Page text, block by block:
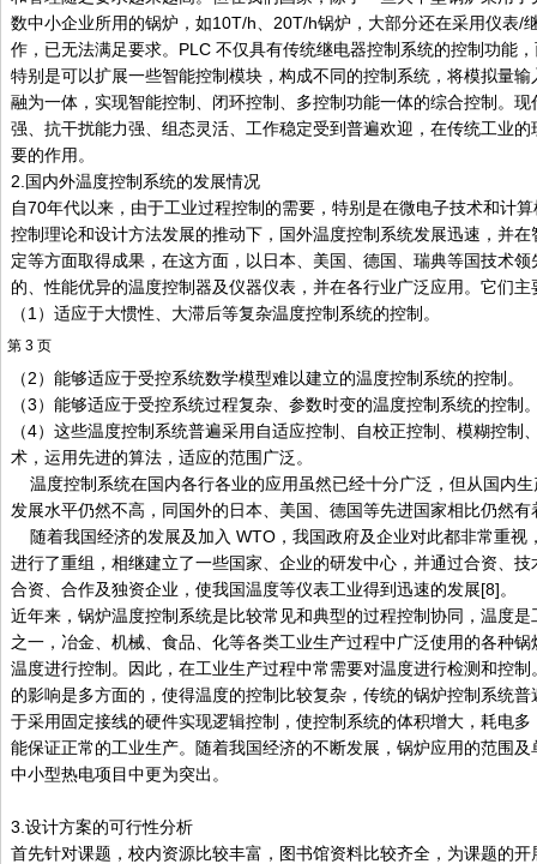
数中小企业所用的锅炉，如10T/h、20T/h锅炉，大部分还在采用仪表/
作，已无法满足要求。PLC 不仅具有传统继电器控制系统的控制功能
特别是可以扩展一些智能控制模块，构成不同的控制系统，将模拟量
融为一体，实现智能控制、闭环控制、多控制功能一体的综合控制。
强、抗干扰能力强、组态灵活、工作稳定受到普遍欢迎，在传统工业
要的作用。
2.国内外温度控制系统的发展情况
自70年代以来，由于工业过程控制的需要，特别是在微电子技术和计
控制理论和设计方法发展的推动下，国外温度控制系统发展迅速，并
定等方面取得成果，在这方面，以日本、美国、德国、瑞典等国技术
的、性能优异的温度控制器及仪器仪表，并在各行业广泛应用。它们
（1）适应于大惯性、大滞后等复杂温度控制系统的控制。
第 3 页
（2）能够适应于受控系统数学模型难以建立的温度控制系统的控制。
（3）能够适应于受控系统过程复杂、参数时变的温度控制系统的控制
（4）这些温度控制系统普遍采用自适应控制、自校正控制、模糊控制
术，运用先进的算法，适应的范围广泛。
温度控制系统在国内各行各业的应用虽然已经十分广泛，但从国内
发展水平仍然不高，同国外的日本、美国、德国等先进国家相比仍然有
随着我国经济的发展及加入 WTO，我国政府及企业对此都非常重视
进行了重组，相继建立了一些国家、企业的研发中心，并通过合资、
合资、合作及独资企业，使我国温度等仪表工业得到迅速的发展[8]。
近年来，锅炉温度控制系统是比较常见和典型的过程控制协同，温度
之一，冶金、机械、食品、化等各类工业生产过程中广泛使用的各种
温度进行控制。因此，在工业生产过程中常需要对温度进行检测和控
的影响是多方面的，使得温度的控制比较复杂，传统的锅炉控制系统
于采用固定接线的硬件实现逻辑控制，使控制系统的体积增大，耗电
能保证正常的工业生产。随着我国经济的不断发展，锅炉应用的范围
中小型热电项目中更为突出。
3.设计方案的可行性分析
首先针对课题，校内资源比较丰富，图书馆资料比较齐全，为课题的